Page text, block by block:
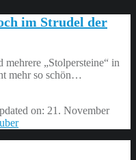
im Strudel der
„Stolpersteine“ in
mehr so schön…
on: 21. November